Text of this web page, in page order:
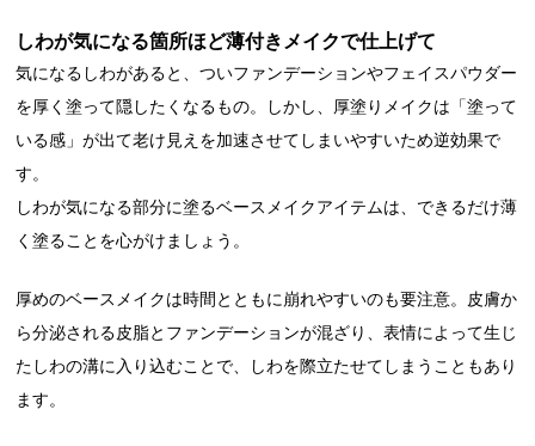
しわが気になる箇所ほど薄付きメイクで仕上げて
気になるしわがあると、ついファンデーションやフェイスパウダー
を厚く塗って隠したくなるもの。しかし、厚塗りメイクは「塗って
いる感」が出て老け見えを加速させてしまいやすいため逆効果で
す。
しわが気になる部分に塗るベースメイクアイテムは、できるだけ薄
く塗ることを心がけましょう。
厚めのベースメイクは時間とともに崩れやすいのも要注意。皮膚か
ら分泌される皮脂とファンデーションが混ざり、表情によって生じ
たしわの溝に入り込むことで、しわを際立たせてしまうこともあり
ます。